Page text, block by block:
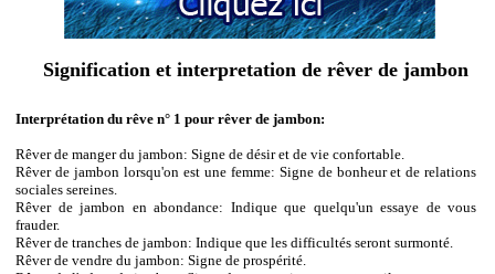
Signification et interpretation de rêver de jambon
Interprétation du rêve n° 1 pour rêver de jambon:
Rêver de manger du jambon: Signe de désir et de vie confortable.
Rêver de jambon lorsqu'on est une femme: Signe de bonheur et de relations
sociales sereines.
Rêver de jambon en abondance: Indique que quelqu'un essaye de vous
frauder.
Rêver de tranches de jambon: Indique que les difficultés seront surmonté.
Rêver de vendre du jambon: Signe de prospérité.